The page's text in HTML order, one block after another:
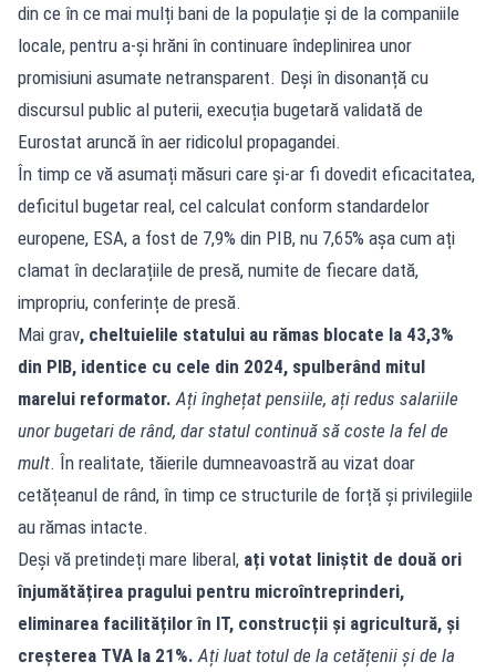
din ce în ce mai mulți bani de la populație și de la companiile
locale, pentru a-și hrăni în continuare îndeplinirea unor
promisiuni asumate netransparent. Deși în disonanță cu
discursul public al puterii, execuția bugetară validată de
Eurostat aruncă în aer ridicolul propagandei.
În timp ce vă asumați măsuri care și-ar fi dovedit eficacitatea,
deficitul bugetar real, cel calculat conform standardelor
europene, ESA, a fost de 7,9% din PIB, nu 7,65% așa cum ați
clamat în declarațiile de presă, numite de fiecare dată,
impropriu, conferințe de presă.
Mai grav, cheltuielile statului au rămas blocate la 43,3%
din PIB, identice cu cele din 2024, spulberând mitul
marelui reformator. Ați înghețat pensiile, ați redus salariile
unor bugetari de rând, dar statul continuă să coste la fel de
mult. În realitate, tăierile dumneavoastră au vizat doar
cetățeanul de rând, în timp ce structurile de forță și privilegiile
au rămas intacte.
Deși vă pretindeți mare liberal, ați votat liniștit de două ori
înjumătățirea pragului pentru microîntreprinderi,
eliminarea facilităților în IT, construcții și agricultură, și
creșterea TVA la 21%. Ați luat totul de la cetățenii și de la